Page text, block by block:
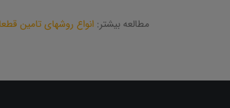
مطالعه بیشتر: انواع روشهای تامین